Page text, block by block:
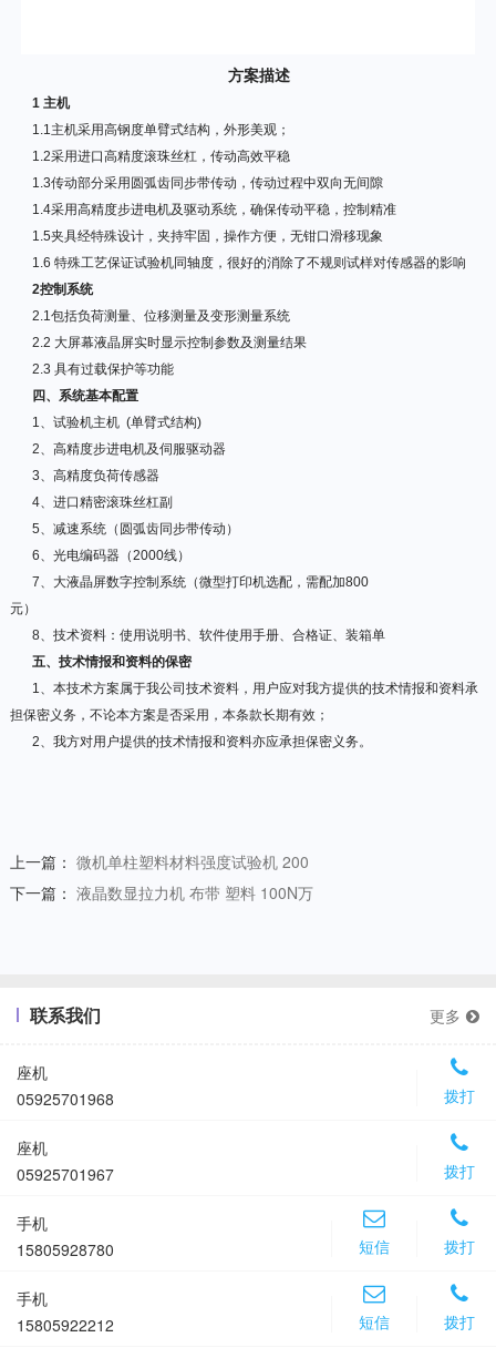
方案描述
1 主机
1.1主机采用高钢度单臂式结构，外形美观；
1.2采用进口高精度滚珠丝杠，传动高效平稳
1.3传动部分采用圆弧齿同步带传动，传动过程中双向无间隙
1.4采用高精度步进电机及驱动系统，确保传动平稳，控制精准
1.5夹具经特殊设计，夹持牢固，操作方便，无钳口滑移现象
1.6 特殊工艺保证试验机同轴度，很好的消除了不规则试样对传感器的影响
2控制系统
2.1包括负荷测量、位移测量及变形测量系统
2.2 大屏幕液晶屏实时显示控制参数及测量结果
2.3 具有过载保护等功能
四、系统基本配置
1、试验机主机(单臂式结构)
2、高精度步进电机及伺服驱动器
3、高精度负荷传感器
4、进口精密滚珠丝杠副
5、减速系统（圆弧齿同步带传动）
6、光电编码器（2000线）
7、大液晶屏数字控制系统（微型打印机选配，需配加800
元）
8、技术资料：使用说明书、软件使用手册、合格证、装箱单
五、技术情报和资料的保密
1、本技术方案属于我公司技术资料，用户应对我方提供的技术情报和资料承
担保密义务，不论本方案是否采用，本条款长期有效；
2、我方对用户提供的技术情报和资料亦应承担保密义务。
上一篇： 微机单柱塑料材料强度试验机 200
下一篇： 液晶数显拉力机 布带 塑料 100N万
联系我们 更多
拨打
座机
05925701968
拨打
座机
05925701967
拨打
短信
手机
15805928780
拨打
短信
手机
15805922212